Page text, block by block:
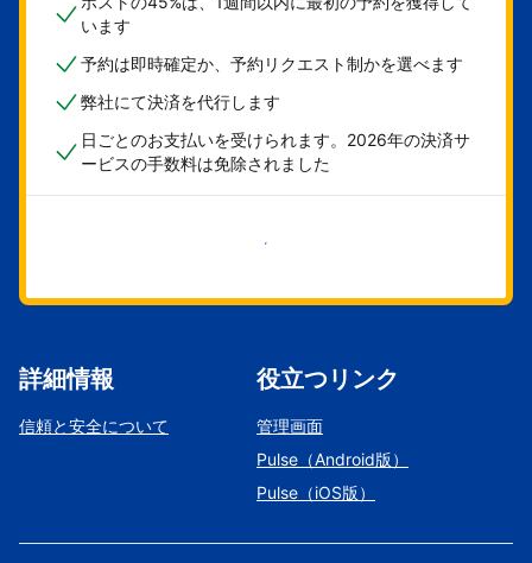
います
予約は即時確定か、予約リクエスト制かを選べます
弊社にて決済を代行します
日ごとのお支払いを受けられます。2026年の決済サ
ービスの手数料は免除されました
今すぐ始める
詳細情報
信頼と安全について
役立つリンク
管理画面
Pulse（Android版）
Pulse（iOS版）